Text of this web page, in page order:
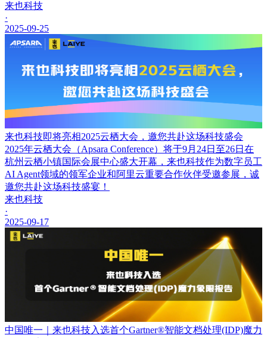
来也科技
·
2025-09-25
来也科技即将亮相2025云栖大会，邀您共赴这场科技盛会
2025年云栖大会（Apsara Conference）将于9月24日至26日在
杭州云栖小镇国际会展中心盛大开幕，来也科技作为数字员工
AI Agent领域的领军企业和阿里云重要合作伙伴受邀参展，诚
邀您共赴这场科技盛宴！
来也科技
·
2025-09-17
中国唯一｜来也科技入选首个Gartner®智能文档处理(IDP)魔力